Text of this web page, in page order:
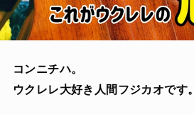
コンニチハ。
ウクレレ大好き人間フジカオです。